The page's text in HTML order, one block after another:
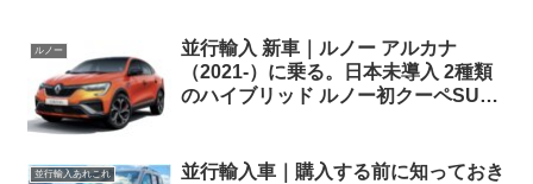
ルノー
並行輸入 新車｜ルノー アルカナ
（2021-）に乗る。日本未導入 2種類
のハイブリッド ルノー初クーペSUV
並行輸入あれこれ
並行輸入車｜購入する前に知っておき